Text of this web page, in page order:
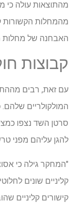
מהמחלות הקשורות
האבחנה של מחלות
קבוצות
עם זאת, רבים
המולקולריים שלהם.
סרטן השד נצפו
להגן עליהם מפני
"המחקר גילה כי
קליניים שונים
קישורים קליניים